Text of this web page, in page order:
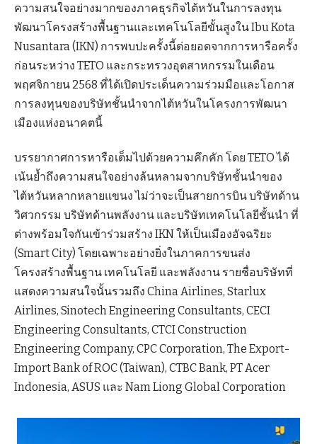
ความสนใจอย่างมากของภาคธุรกิจไต้หวันในการลงทุน
พัฒนาโครงสร้างพื้นฐานและเทคโนโลยีขั้นสูงใน Ibu Kota
Nusantara (IKN) การพบปะครั้งนี้ต่อยอดจากการหารือครั้ง
ก่อนระหว่าง TETO และกระทรวงอุตสาหกรรมในเดือน
พฤศจิกายน 2568 ที่ได้เปิดประเด็นความร่วมมือและโอกาส
การลงทุนของบริษัทชั้นนำจากไต้หวันในโครงการพัฒนา
เมืองแห่งอนาคตนี้
บรรยากาศการหารือเต็มไปด้วยความคึกคัก โดย TETO ได้
เน้นย้ำถึงความสนใจอย่างล้นหลามจากบริษัทชั้นนำของ
ไต้หวันหลากหลายแขนง ไม่ว่าจะเป็นสายการบิน บริษัทด้าน
วิศวกรรม บริษัทด้านพลังงาน และบริษัทเทคโนโลยีชั้นนำ ที่
ต่างพร้อมใจกันเข้าร่วมสร้าง IKN ให้เป็นเมืองอัจฉริยะ
(Smart City) โดยเฉพาะอย่างยิ่งในภาคการขนส่ง
โครงสร้างพื้นฐาน เทคโนโลยี และพลังงาน รายชื่อบริษัทที่
แสดงความสนใจนั้นรวมถึง China Airlines, Starlux
Airlines, Sinotech Engineering Consultants, CECI
Engineering Consultants, CTCI Construction
Engineering Company, CPC Corporation, The Export-
Import Bank of ROC (Taiwan), CTBC Bank, PT Acer
Indonesia, ASUS และ Nam Liong Global Corporation